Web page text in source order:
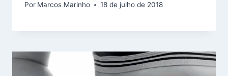
Por Marcos Marinho 18 de julho de 2018